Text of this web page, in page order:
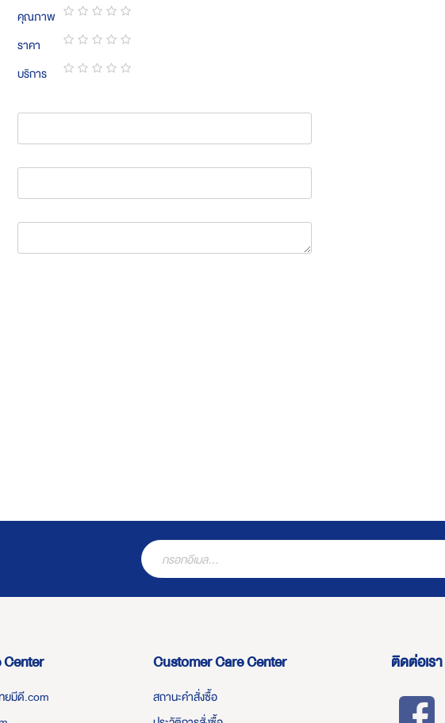
คุณภาพ
1
star
2
stars
3
stars
4
stars
5
stars
ราคา
1
star
2
stars
3
stars
4
stars
5
stars
บริการ
ยมีดี.com
Customer Care Center
สถานะคำสั่งซื้อ
ติดต่อเรา